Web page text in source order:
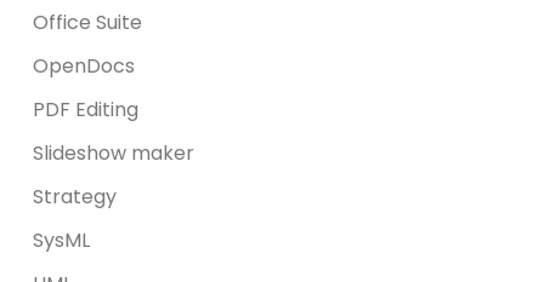
Office Suite
OpenDocs
PDF Editing
Slideshow maker
Strategy
SysML